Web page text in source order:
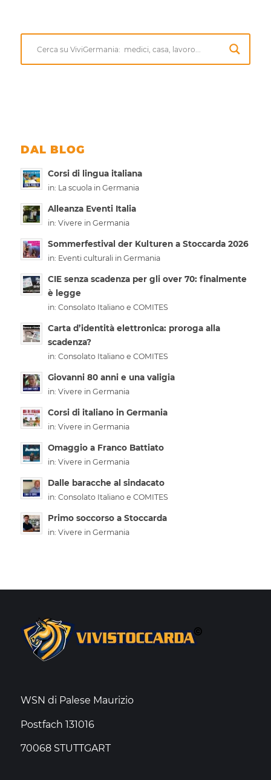
DAL BLOG
Corsi di lingua italiana
in: La scuola in Germania
Alleanza Eventi Italia
in: Vivere in Germania
Sommerfestival der Kulturen a Stoccarda 2026
in: Eventi culturali in Germania
CIE senza scadenza per gli over 70: finalmente
è legge
in: Consolato Italiano e COMITES
Carta d’identità elettronica: proroga alla
scadenza?
in: Consolato Italiano e COMITES
Giovanni 80 anni e una valigia
in: Vivere in Germania
Corsi di italiano in Germania
in: Vivere in Germania
Omaggio a Franco Battiato
in: Vivere in Germania
Dalle baracche al sindacato
in: Consolato Italiano e COMITES
Primo soccorso a Stoccarda
in: Vivere in Germania
WSN di Palese Maurizio
Postfach 131016
70068 STUTTGART